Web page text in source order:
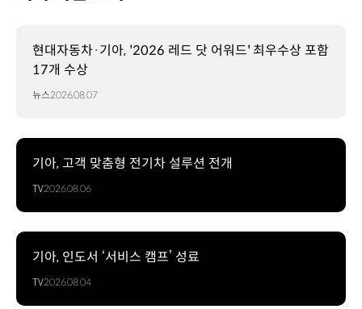
현대자동차·기아, '2026 레드 닷 어워드' 최우수상 포함
17개 수상
뉴스2026.08.07
기아, 고객 맞춤형 전기차 설루션 전개
TV2026.08.06
기아, 인도서 ‘서비스 캠프’ 성료
TV2026.08.04